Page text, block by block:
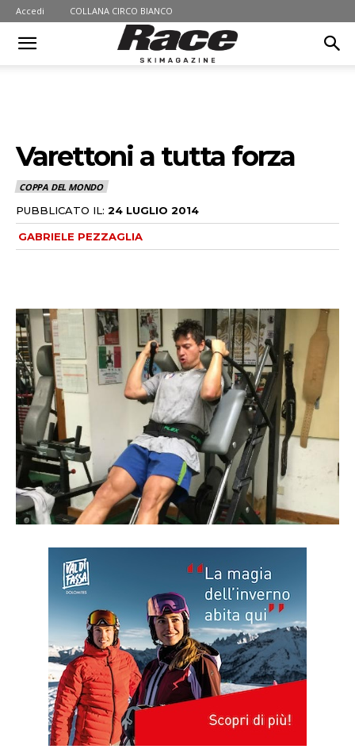
Accedi COLLANA CIRCO BIANCO
Varettoni a tutta forza
COPPA DEL MONDO
PUBBLICATO IL: 24 LUGLIO 2014
GABRIELE PEZZAGLIA